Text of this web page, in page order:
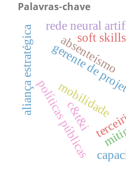
Palavras-chave
mobilidade
absenteísmo
políticas públicas
aliança estratégica gerente de
soft skills
rede neural
c&t&i